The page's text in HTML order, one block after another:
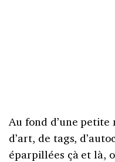
Au fond d’une
d’art, de tags,
éparpillées çà et là,